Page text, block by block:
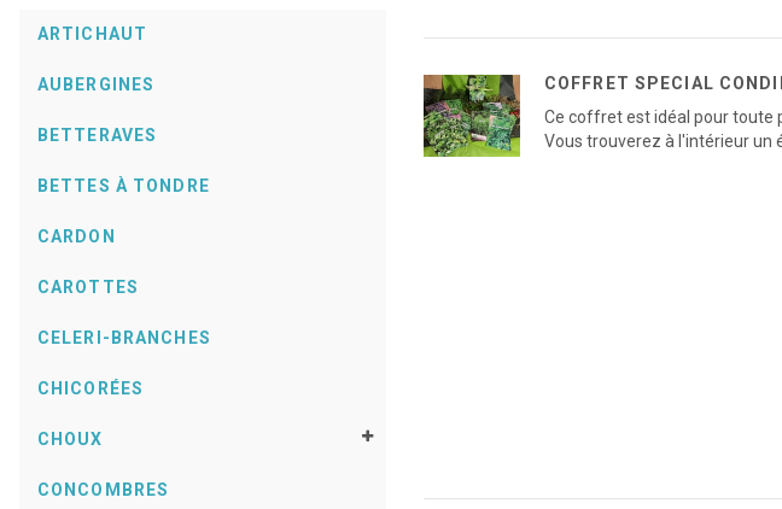
ARTICHAUT
AUBERGINES
BETTERAVES
BETTES À TONDRE
CARDON
CAROTTES
CELERI-BRANCHES
CHICORÉES
CHOUX
CONCOMBRES
COFFRET SPECIAL
Ce coffret est idéal pour toute
Vous trouverez à l'intérieur un